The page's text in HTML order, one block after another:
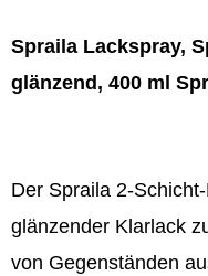
Sprühdose
Spraila Lackspray,
glänzend, 400 ml
Der Spraila 2-
glänzender Klarlack
von Gegenständen